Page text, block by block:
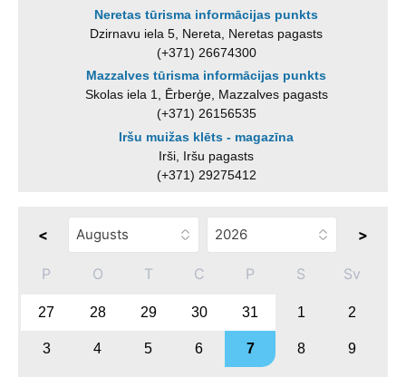
Neretas tūrisma informācijas punkts
Dzirnavu iela 5, Nereta, Neretas pagasts
(+371) 26674300
Mazzalves tūrisma informācijas punkts
Skolas iela 1, Ērberģe, Mazzalves pagasts
(+371) 26156535
Iršu muižas klēts - magazīna
Irši, Iršu pagasts
(+371) 29275412
< >
P O T C P S Sv
27 28 29 30 31 1 2
3 4 5 6 7 8 9